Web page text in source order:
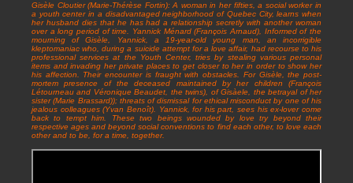
Gisèle Cloutier (Marie-Thérèse Fortin): A woman in her fifties, a social worker in
a youth center in a disadvantaged neighborhood of Quebec City, learns when
her husband dies that he has had a relationship secretly with another woman
over a long period of time. Yannick Ménard (François Arnaud), Informed of the
mourning of Gisèle, Yannick, a 19-year-old young man, an incorrigible
kleptomaniac who, during a suicide attempt for a love affair, had recourse to his
professional services at the Youth Center, tries by stealing various personal
items and invading her private places to get closer to her in order to show her
his affection. Their encounter is fraught with obstacles. For Gisèle, the post-
mortem presence of the deceased maintained by her children (François
Létourneau and Véronique Beaudet, the twins), of Gisàele, the betrayal of her
sister (Marie Brassard)); threats of dismissal for ethical misconduct by one of his
jealous colleagues (Yvan Benoît). Yannick, for his part, sees his ex-lover come
back to tempt him. These two beings wounded by love try beyond their
respective ages and beyond social conventions to find each other, to love each
other and to be, for a time, together.